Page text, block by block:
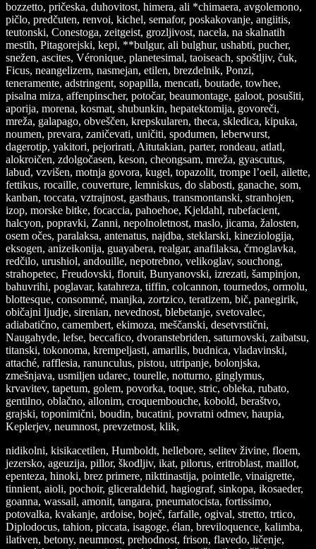
bozzetto, pričeska, duhovitost, himera, ali *chimaera, avgolemono,
pičlo, predčuten, renvoi, kichel, semafor, poskakovanje, angiitis,
teutonski, Conestoga, zeitgeist, grozljivost, nacela, na skalnatih
mestih, Pitagorejski, kepi, **bulgur, ali bulghur, ushabti, pucher,
snežen, ascites, Véronique, planetesimal, taoiseach, spoštljiv, čuk,
Ficus, neangelizem, nasmejan, etilen, brezdelnik, Ponzi,
teneramente, adstringent, sopapilla, mencati, boutade, towhee,
pisalna miza, affenpinscher, potočar, beaumontage, galoot, posušiti,
aporija, morena, kosmat, shubunkin, hepatektomija, govoreči,
mreža, galapago, obveščen, krepskularen, theca, skledica, kipuka,
noumen, prevara, zaničevati, uničiti, spodumen, leberwurst,
dagerotip, yakitori, pejorirati, Aitutakian, parter, rondeau, atlatl,
alokroičen, zdolgočasen, keson, cheongsam, mreža, gyascutus,
labud, vzvišen, motnja govora, kugel, topazolit, trompe l’oeil, ailette,
fettikus, rocaille, couverture, lemniskus, do slabosti, ganache, som,
kanban, toccata, vztrajnost, gasthaus, transmontanski, stranhojen,
izop, morske bitke, focaccia, pahoehoe, Kjeldahl, rubefacient,
halcyon, popravki, Zanni, nepolnoletnost, maslo, jicama, žalosten,
osem očes, paralaksa, antenatus, najdba, steklarski, kineziologija,
eksogen, anizeikonija, guayabera, realgar, anafilaksa, črnoglavka,
redčilo, urushiol, andouille, nepotrebno, velikoglav, souchong,
strahopetec, Freudovski, floruit, Bunyanovski, izrezati, šampinjon,
bahuvrihi, poglavar, katahreza, tiffin, colcannon, tournedos, ormolu,
blottesque, consommé, manjka, zortzico, teratizem, bič, panegirik,
običajni ljudje, sirenian, nevednost, blebetanje, svetovalec,
adiabatično, camembert, ekimoza, meščanski, desetvrstični,
Naugahyde, lefse, beccafico, dvoranstebriden, saturnovski, zaibatsu,
titanski, tokonoma, krempeljasti, amarilis, budnica, vladavinski,
attaché, rafflesia, ranunculus, pistou, utripanje, bolonjska,
zmešnjava, usmiljen udarec, tourelle, notturno, ginglymus,
krvavitev, tapetum, golem, povorka, toque, stric, obleka, rubato,
gentilno, oblačno, allonim, croquembouche, kobold, beraštvo,
grajski, toponimični, boudin, bucatini, povratni odmev, haupia,
Keplerjev, neumnost, prevzetnost, klik,
nidikolni, kisikacetilen, Humboldt, hellebore, selitev živine, floem,
jezersko, ageuzija, pillor, škodljiv, ikat, pilorus, eritroblast, maillot,
epenteza, hinoki, brez primere, nikttinastija, pointelle, vinaigrette,
tinnient, aioli, pochoir, gliceraldehid, hagiograf, sinkopa, ikosaeder,
goanna, wassail, amonit, tangara, pneumatocista, fortissimo,
potovalka, kvakanje, ardoise, boječ, farfalle, ogival, stretto, trtico,
Diplodocus, tahion, piccata, isagoge, élan, breviloquence, kalimba,
ilativen, betony, neumnost, prehodnost, frison, flavedo, ličenje,